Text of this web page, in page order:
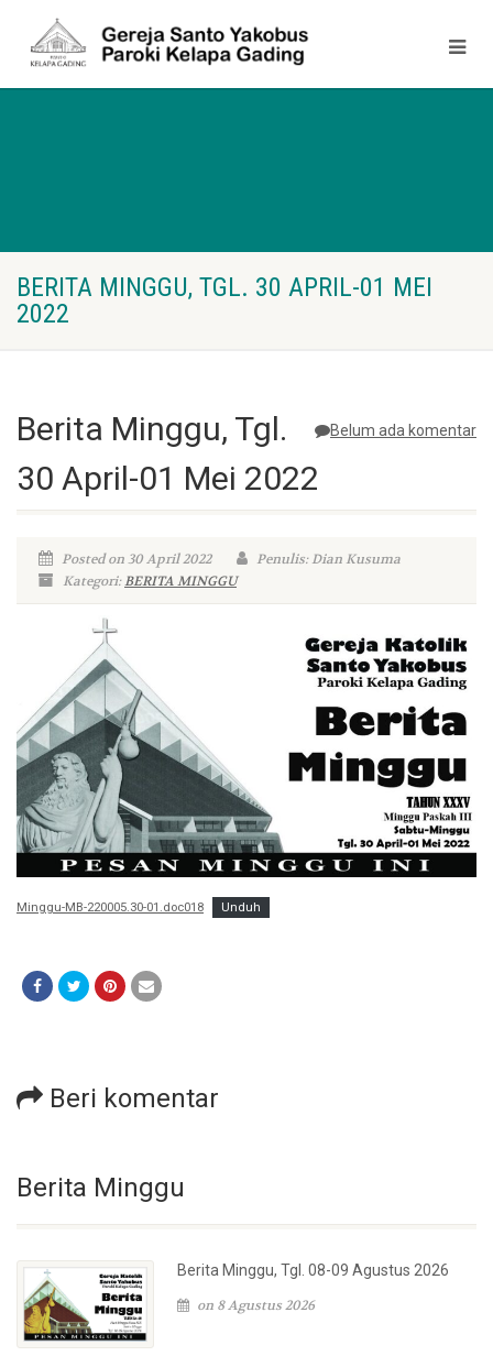
BERITA MINGGU, TGL. 30 APRIL-01 MEI
2022
Belum ada komentar
Berita Minggu, Tgl.
30 April-01 Mei 2022
Posted on 30 April 2022
Penulis: Dian Kusuma
Kategori:BERITA MINGGU
Minggu-MB-220005.30-01.doc018 Unduh
Beri komentar
Berita Minggu
Berita Minggu, Tgl. 08-09 Agustus 2026
on 8 Agustus 2026